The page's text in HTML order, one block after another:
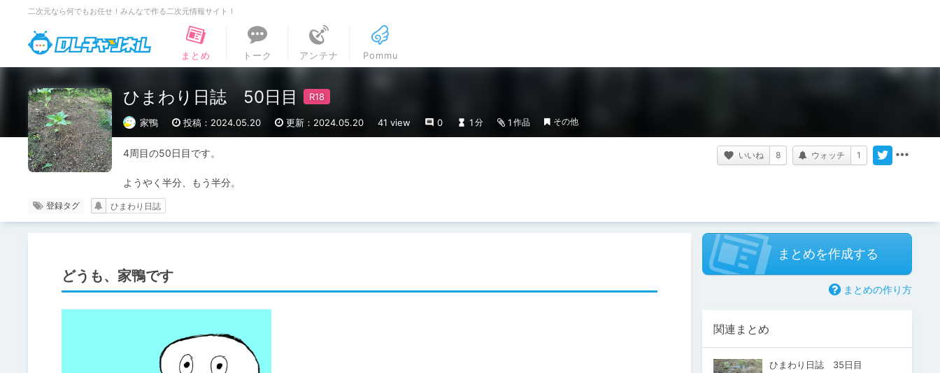
二次元なら何でもお任せ！みんなで作る二次元情報サイト！
DLチャンネル
まとめ
トーク アンテナ Pommu
ひまわり日誌 50日目
家鴨 投稿：2024.05.20 更新：2024.05.20 41 view 0 1 分 1 作品 その他
4周目の50日目です。
ようやく半分、もう半分。
いいね 8 ウォッチ 1
登録タグ ひまわり日誌
どうも、家鴨です
まとめを作成する
まとめの作り方
関連まとめ
ひまわり日誌 35日目